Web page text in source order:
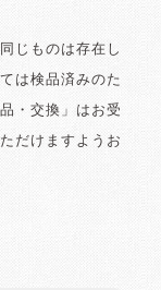
じものは存在し
は検品済みのた
・交換」はお受
だけますようお